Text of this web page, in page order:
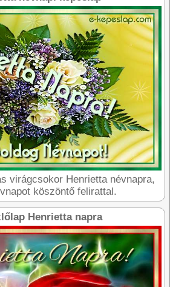
virágcsokor Henrietta névnapra,
köszöntő felirattal.
Henrietta napra